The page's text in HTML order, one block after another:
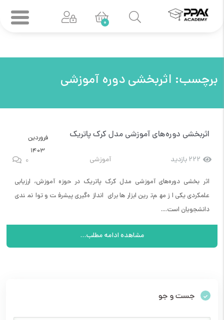
0
برچسب: اثربخشی دوره آموزشی
فروردین
1403
اثربخشی دوره‌های آموزشی مدل کرک پاتریک
222 بازدید آموزشی 0
اثر بخشی دوره‌های آموزشی مدل کرک پاتریک در حوزه آموزش، ارزیابی
علمکردی یکی از مهم‌ترین ابزارها برای اندازه‌گیری پیشرفت و توانمندی
دانشجویان است....
مشاهده ادامه مطلب...
جست و جو